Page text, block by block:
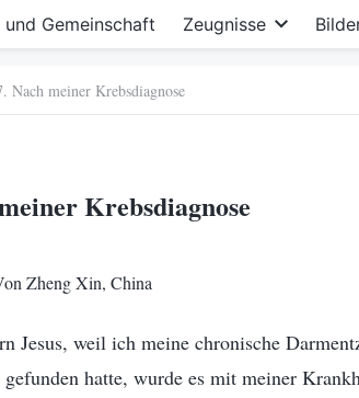
Gemeinschaft Zeugnisse
Nach meiner Krebsdiagnose
Krebsdiagnose
Zheng Xin, China
Jesus, weil ich meine chronische
hatte, wurde es mit meiner